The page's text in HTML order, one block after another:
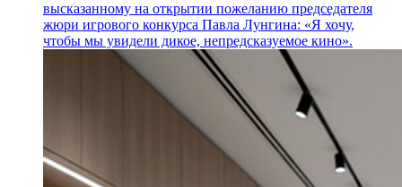
высказанному на открытии пожеланию председателя
жюри игрового конкурса Павла Лунгина: «Я хочу,
чтобы мы увидели дикое, непредсказуемое кино».